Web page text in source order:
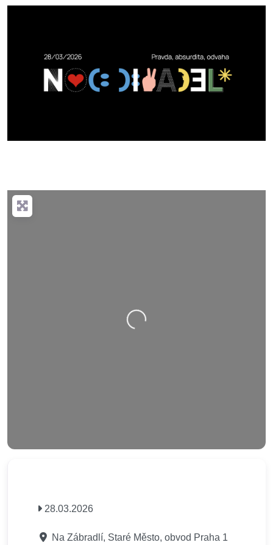
Nahrávání….
28.03.2026
Na Zábradlí, Staré Město, obvod Praha 1